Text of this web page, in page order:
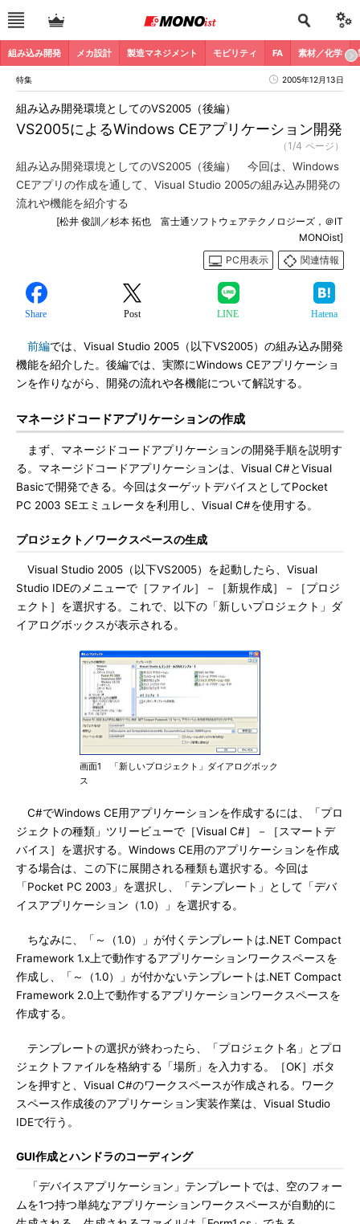
組み込み開発 メカ設計 製造マネジメント モビリティ FA 素材／化学
特集 2005年12月13日
VS2005によるWindows CEアプリケーション開発
組み込み開発環境としてのVS2005（後編）
（1/4 ページ）
組み込み開発環境としてのVS2005（後編） 今回は、Windows
CEアプリの作成を通して、Visual Studio 2005の組み込み開発の
流れや機能を紹介する
[松井 俊訓／杉本 拓也 富士通ソフトウェアテクノロジーズ，＠IT
MONOist]
PC用表示
関連情報
Share Post LINE Hatena
前編では、Visual Studio 2005（以下VS2005）の組み込み開発
機能を紹介した。後編では、実際にWindows CEアプリケーショ
ンを作りながら、開発の流れや各機能について解説する。
マネージドコードアプリケーションの作成
まず、マネージドコードアプリケーションの開発手順を説明す
る。マネージドコードアプリケーションは、Visual C#とVisual
Basicで開発できる。今回はターゲットデバイスとしてPocket
PC 2003 SEエミュレータを利用し、Visual C#を使用する。
プロジェクト／ワークスペースの生成
Visual Studio 2005（以下VS2005）を起動したら、Visual
Studio IDEのメニューで［ファイル］－［新規作成］－［プロジ
ェクト］を選択する。これで、以下の「新しいプロジェクト」ダ
イアログボックスが表示される。
画面1 「新しいプロジェクト」ダイアログボック
ス
C#でWindows CE用アプリケーションを作成するには、「プロ
ジェクトの種類」ツリービューで［Visual C#］－［スマートデ
バイス］を選択する。Windows CE用のアプリケーションを作成
する場合は、この下に展開される種類も選択する。今回は
「Pocket PC 2003」を選択し、「テンプレート」として「デバ
イスアプリケーション（1.0）」を選択する。
ちなみに、「～（1.0）」が付くテンプレートは.NET Compact
Framework 1.x上で動作するアプリケーションワークスペースを
作成し、「～（1.0）」が付かないテンプレートは.NET Compact
Framework 2.0上で動作するアプリケーションワークスペースを
作成する。
テンプレートの選択が終わったら、「プロジェクト名」とプロ
ジェクトファイルを格納する「場所」を入力する。［OK］ボタ
ンを押すと、Visual C#のワークスペースが作成される。ワーク
スペース作成後のアプリケーション実装作業は、Visual Studio
IDEで行う。
GUI作成とハンドラのコーディング
「デバイスアプリケーション」テンプレートでは、空のフォー
ムを1つ持つ単純なアプリケーションワークスペースが自動的に